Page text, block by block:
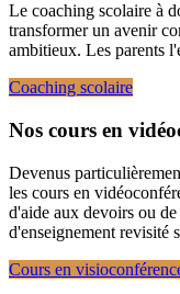
Le coaching scolaire à
transformer un avenir
ambitieux. Les parents
Coaching scolaire
Nos cours en
Devenus
les cours en
d'aide aux devoirs ou
d'enseignement revisité
Cours en